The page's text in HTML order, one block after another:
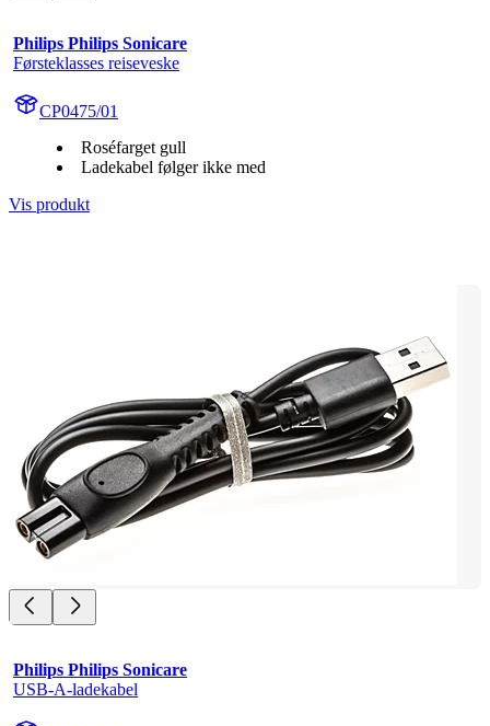
Philips Philips Sonicare
Førsteklasses reiseveske
CP0475/01
Roséfarget gull
Ladekabel følger ikke med
Vis produkt
Philips Philips Sonicare
USB-A-ladekabel